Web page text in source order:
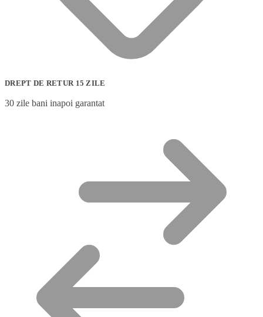
DREPT DE RETUR 15 ZILE
30 zile bani inapoi garantat